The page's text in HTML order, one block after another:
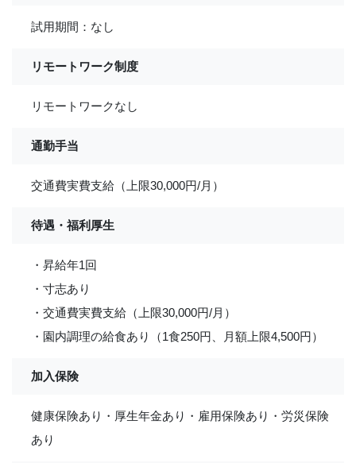
試用期間：なし
リモートワーク制度
リモートワークなし
通勤手当
交通費実費支給（上限30,000円/月）
待遇・福利厚生
・昇給年1回
・寸志あり
・交通費実費支給（上限30,000円/月）
・園内調理の給食あり（1食250円、月額上限4,500円）
加入保険
健康保険あり・厚生年金あり・雇用保険あり・労災保険
あり